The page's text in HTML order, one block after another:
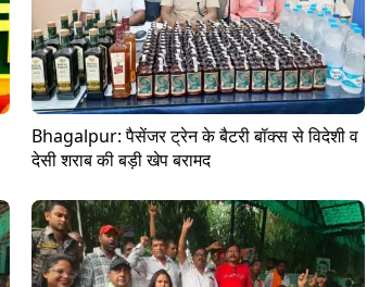
Bhagalpur: पैसेंजर ट्रेन के बैटरी बॉक्स से विदेशी व
देसी शराब की बड़ी खेप बरामद